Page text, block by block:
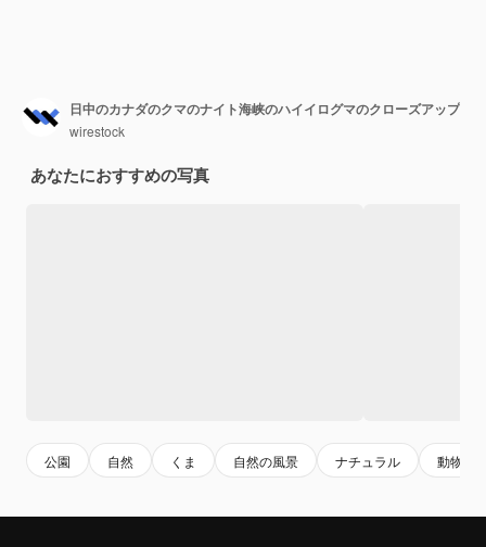
日中のカナダのクマのナイト海峡のハイイログマのクローズアップ
wirestock
あなたにおすすめの写真
公園 自然 くま 自然の風景 ナチュラル 動物